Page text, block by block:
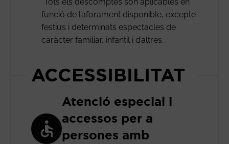
funció de l’aforament disponible, excepte
festius i determinats espectacles de
caràcter familiar, infantil i d’altres.
ACCESSIBILITAT
Atenció especial i
accessos per a
persones amb